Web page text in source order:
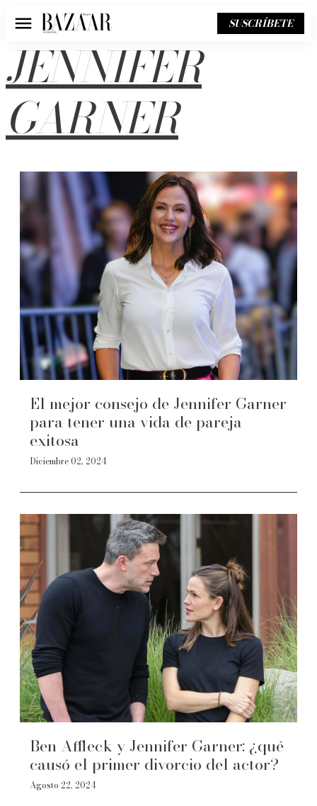
Menú SUSCRÍBETE
JENNIFER
GARNER
El mejor consejo de Jennifer Garner
para tener una vida de pareja
exitosa
Diciembre 02, 2024
Ben Affleck y Jennifer Garner: ¿qué
causó el primer divorcio del actor?
Agosto 22, 2024